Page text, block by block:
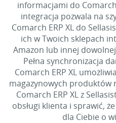
informacjami do
integracja pozwala na
Comarch ERP XL do
ich w Twoich sklepach
Amazon lub innej
Pełna synchronizacja
Comarch ERP XL
magazynowych produktów
Comarch ERP XL z
obsługi klienta i sprawić,
dla Ciebie o